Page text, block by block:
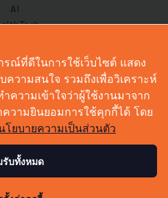
AI
Innov
Thoughts
Videos
รณ์ที่ดีในการใช้เว็บไซต์ แสดง
วามสนใจ รวมถึงเพื่อวิเคราะห์
ความเข้าใจว่าผู้ใช้งานมาจาก
วามยินยอมการใช้คุกกี้ได้ โดย
โยบายความเป็นส่วนตัว
รับทั้งหมด